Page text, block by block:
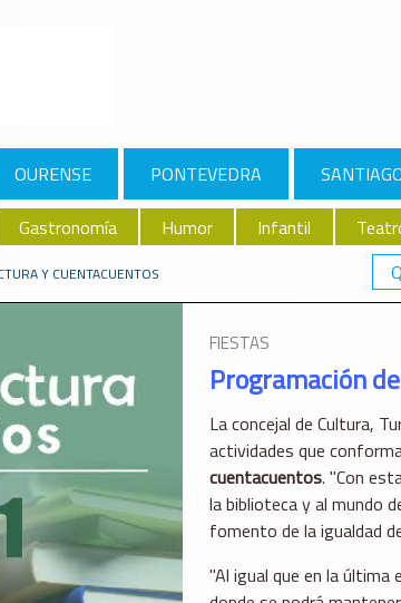
OURENSE PONTEVEDRA
Gastronomía Humor Infantil
Y CUENTACUENTOS
FIESTAS
Programación
La concejal de Cultura,
actividades que
cuentacuentos. "Con
la biblioteca y al mundo
fomento de la igualdad
"Al igual que en la última